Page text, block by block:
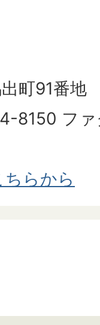
町91番地
8150 フ
らから